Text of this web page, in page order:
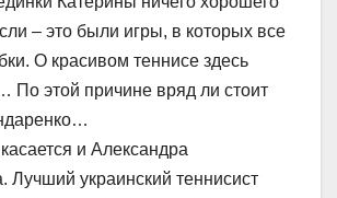
– это были игры, в которых все
О красивом теннисе здесь
По этой причине вряд ли стоит
и Александра
Лучший украинский теннисист